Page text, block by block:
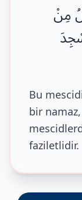
مِنْ
Bu
bir
faziletlidir.